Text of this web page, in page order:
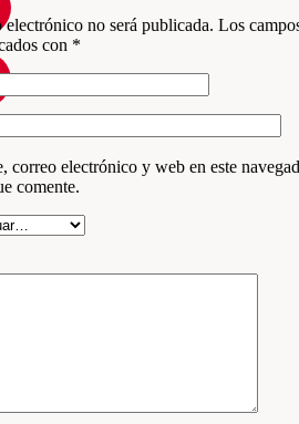
no será publicada. Los
con *
correo electrónico y web en este
comente.